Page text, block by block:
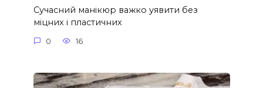
Сучасний манікюр важко уявити без
міцних і пластичних
0 16